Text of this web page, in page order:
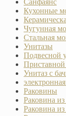
Кухонные
Чугунная
Стальная
Унитазы
Подвесной
Приставной
Унитаз с
Раковины
Раковина
Раковина из